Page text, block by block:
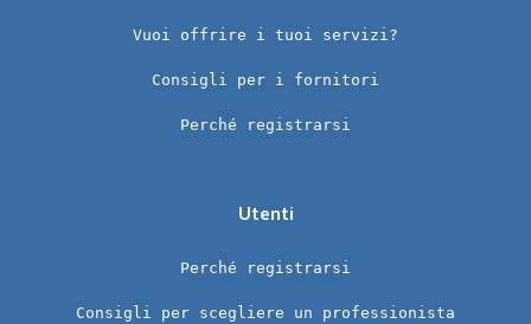
Vuoi offrire i tuoi servizi?
Consigli per i fornitori
Perché registrarsi
Utenti
Perché registrarsi
Consigli per scegliere un professionista